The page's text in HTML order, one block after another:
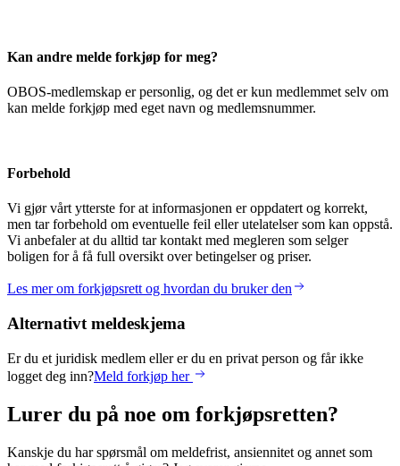
Kan andre melde forkjøp for meg?
OBOS-medlemskap er personlig, og det er kun medlemmet selv om
kan melde forkjøp med eget navn og medlemsnummer.
Forbehold
Vi gjør vårt ytterste for at informasjonen er oppdatert og korrekt,
men tar forbehold om eventuelle feil eller utelatelser som kan oppstå.
Vi anbefaler at du alltid tar kontakt med megleren som selger
boligen for å få full oversikt over betingelser og priser.
Les mer om forkjøpsrett og hvordan du bruker den
Alternativt meldeskjema
Er du et juridisk medlem eller er du en privat person og får ikke
logget deg inn?Meld forkjøp her
Lurer du på noe om forkjøpsretten?
Kanskje du har spørsmål om meldefrist, ansiennitet og annet som